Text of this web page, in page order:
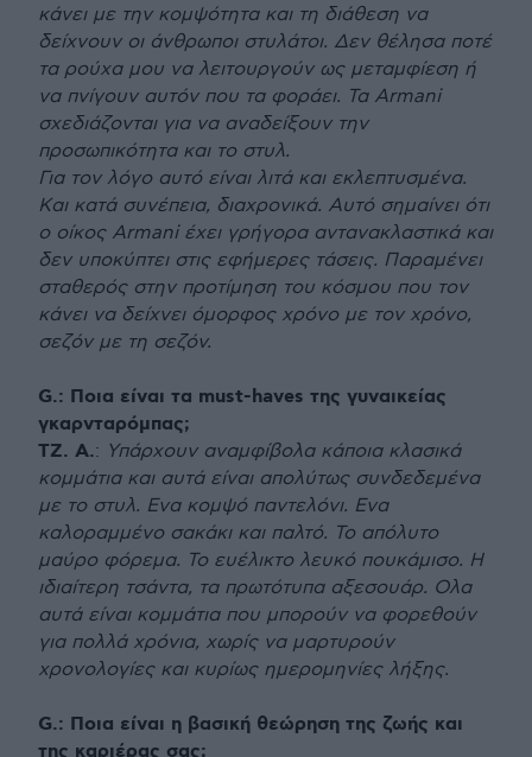
κάνει με την κομψότητα και τη διάθεση να
δείχνουν οι άνθρωποι στυλάτοι. Δεν θέλησα ποτέ
τα ρούχα μου να λειτουργούν ως μεταμφίεση ή
να πνίγουν αυτόν που τα φοράει. Τα Armani
σχεδιάζονται για να αναδείξουν την
προσωπικότητα και το στυλ.
Για τον λόγο αυτό είναι λιτά και εκλεπτυσμένα.
Και κατά συνέπεια, διαχρονικά. Αυτό σημαίνει ότι
ο οίκος Armani έχει γρήγορα αντανακλαστικά και
δεν υποκύπτει στις εφήμερες τάσεις. Παραμένει
σταθερός στην προτίμηση του κόσμου που τον
κάνει να δείχνει όμορφος χρόνο με τον χρόνο,
σεζόν με τη σεζόν.
G.: Ποια είναι τα must-haves της γυναικείας
γκαρνταρόμπας;
ΤΖ. Α.: Υπάρχουν αναμφίβολα κάποια κλασικά
κομμάτια και αυτά είναι απoλύτως συνδεδεμένα
με το στυλ. Eνα κομψό παντελόνι. Ενα
καλοραμμένο σακάκι και παλτό. Το απόλυτο
μαύρο φόρεμα. Το ευέλικτο λευκό πουκάμισο. Η
ιδιαίτερη τσάντα, τα πρωτότυπα αξεσουάρ. Ολα
αυτά είναι κομμάτια που μπορούν να φορεθούν
για πολλά χρόνια, χωρίς να μαρτυρούν
χρονολογίες και κυρίως ημερομηνίες λήξης.
G.: Ποια είναι η βασική θεώρηση της ζωής και
της καριέρας σας;